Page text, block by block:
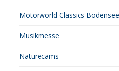
Motorworld Classics Bodensee
Musikmesse
Naturecams